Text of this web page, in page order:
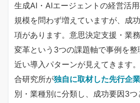
生成AI・AIエージェントの経営活
規模を問わず増えていますが、成
項があります。意思決定支援・業
変革という3つの課題軸で事例を
近い導入パターンが見えてきます
合研究所が独自に取材した先行企
別・業種別に分類し、成功要因3